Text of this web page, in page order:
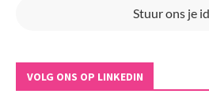
Stuur ons je
VOLG ONS OP LINKEDIN